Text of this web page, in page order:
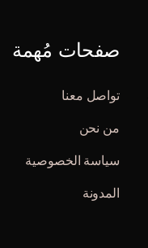
صفحات مُهمة
تواصل معنا
من نحن
سياسة الخصوصية
المدونة